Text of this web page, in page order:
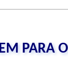
PARA